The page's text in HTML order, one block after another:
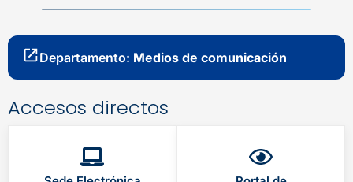
Departamento: Medios de comunicación
Accesos directos